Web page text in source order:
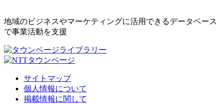
地域のビジネスやマーケティングに活用できるデータベース
で事業活動を支援
サイトマップ
個人情報について
掲載情報に関して